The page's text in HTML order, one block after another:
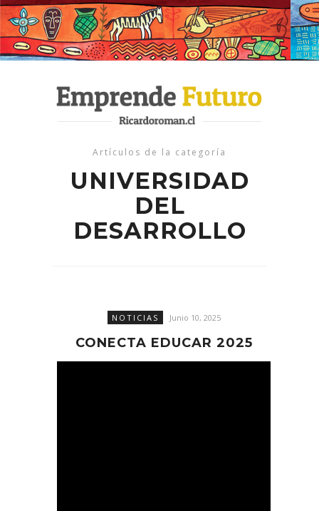
Artículos de la categoría
UNIVERSIDAD
DEL
DESARROLLO
NOTICIAS Junio 10, 2025
CONECTA EDUCAR 2025